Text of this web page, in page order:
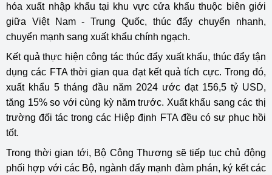
hóa xuất nhập khẩu tại khu vực cửa khẩu thuộc biên giới
giữa Việt Nam - Trung Quốc, thúc đẩy chuyển nhanh,
chuyển mạnh sang xuất khẩu chính ngạch.
Kết quả thực hiện công tác thúc đẩy xuất khẩu, thúc đẩy tận
dụng các FTA thời gian qua đạt kết quả tích cực. Trong đó,
xuất khẩu 5 tháng đầu năm 2024 ước đạt 156,5 tỷ USD,
tăng 15% so với cùng kỳ năm trước. Xuất khẩu sang các thị
trường đối tác trong các Hiệp định FTA đều có sự phục hồi
tốt.
Trong thời gian tới, Bộ Công Thương sẽ tiếp tục chủ động
phối hợp với các Bộ, ngành đẩy mạnh đàm phán, ký kết các